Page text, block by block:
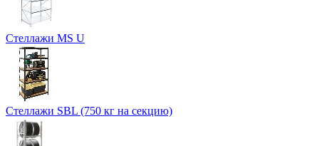
Стеллажи MS U
Стеллажи SBL (750 кг на секцию)